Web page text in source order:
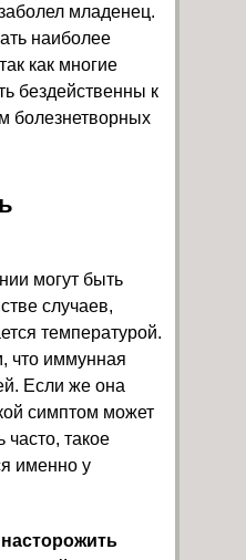
младенец.
наиболее
как многие
бездейственны к
болезнетворных
могут быть
случаев,
температурой.
что иммунная
Если же она
симптом может
часто, такое
именно у